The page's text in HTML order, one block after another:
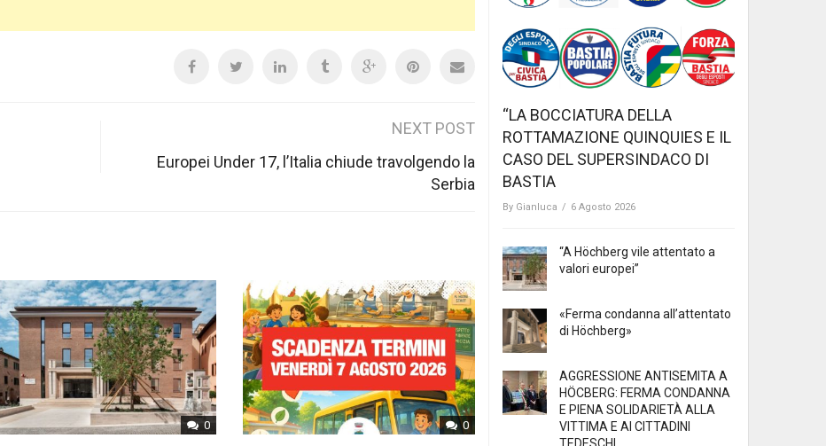
NEXT POST
Europei Under 17, l’Italia chiude travolgendo la
Serbia
0 0
“LA BOCCIATURA DELLA
ROTTAMAZIONE QUINQUIES E IL
CASO DEL SUPERSINDACO DI
BASTIA
By Gianluca / 6 Agosto 2026
“A Höchberg vile attentato a
valori europei”
«Ferma condanna all’attentato
di Höchberg»
AGGRESSIONE ANTISEMITA A
HÖCBERG: FERMA CONDANNA
E PIENA SOLIDARIETÀ ALLA
VITTIMA E AI CITTADINI